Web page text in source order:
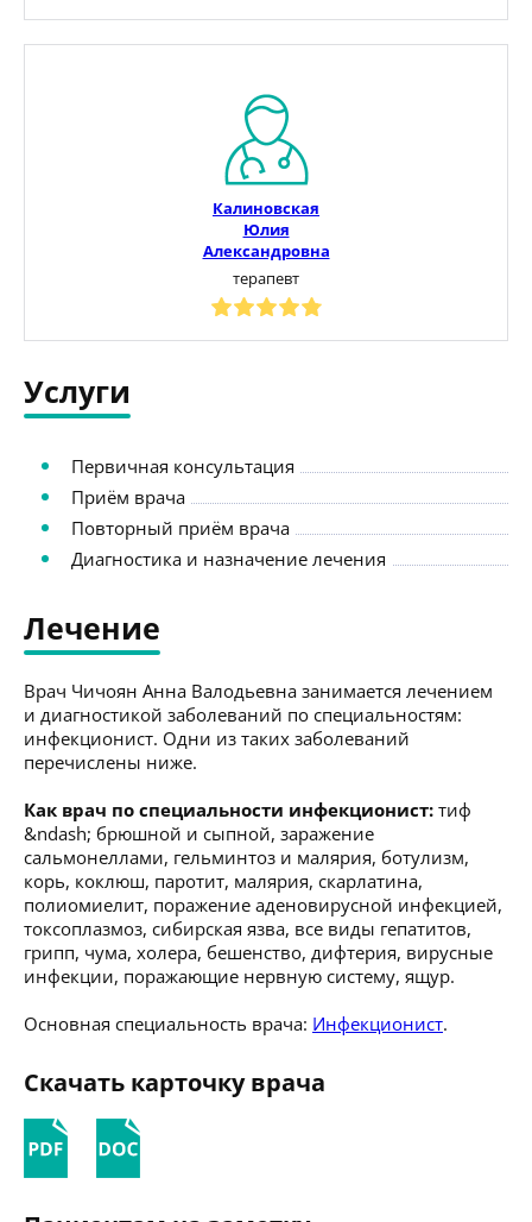
Калиновская
Юлия
Александровна
терапевт
Услуги
Первичная консультация
Приём врача
Повторный приём врача
Диагностика и назначение лечения
Лечение
Врач Чичоян Анна Валодьевна занимается лечением
и диагностикой заболеваний по специальностям:
инфекционист. Одни из таких заболеваний
перечислены ниже.
Как врач по специальности инфекционист: тиф
&ndash; брюшной и сыпной, заражение
сальмонеллами, гельминтоз и малярия, ботулизм,
корь, коклюш, паротит, малярия, скарлатина,
полиомиелит, поражение аденовирусной инфекцией,
токсоплазмоз, сибирская язва, все виды гепатитов,
грипп, чума, холера, бешенство, дифтерия, вирусные
инфекции, поражающие нервную систему, ящур.
Основная специальность врача: Инфекционист.
Скачать карточку врача